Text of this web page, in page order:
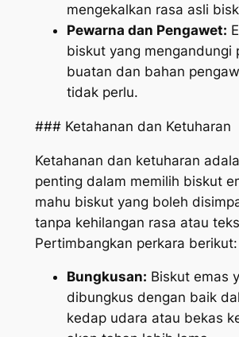
mengekalkan rasa asli
Pewarna dan Pengawet:
biskut yang mengandungi
buatan dan bahan
tidak perlu.
### Ketahanan dan Ketuharan
Ketahanan dan ketuharan
penting dalam memilih biskut
mahu biskut yang boleh
tanpa kehilangan rasa atau
Pertimbangkan perkara berikut:
Bungkusan: Biskut emas
dibungkus dengan baik
kedap udara atau bekas